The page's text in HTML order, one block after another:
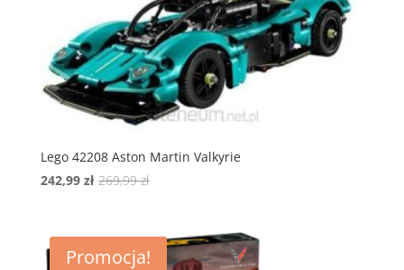
Lego 42208 Aston Martin Valkyrie
269,99złPierwotna
269,99 zł.
242,99 zł
Aktualna
242,99 zł.
Promocja!